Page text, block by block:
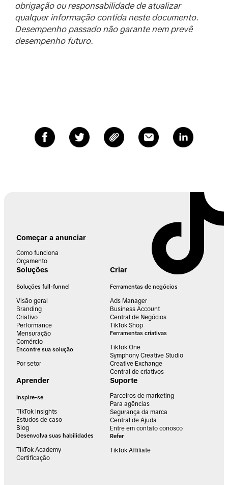
obrigação ou responsabilidade de atualizar
qualquer informação contida neste documento.
Desempenho passado não garante nem prevê
desempenho futuro.
Começar a anunciar
Como funciona
Orçamento
Soluções
Soluções full-funnel
Visão geral
Branding
Criativo
Performance
Mensuração
Comércio
Encontre sua solução
Por setor
Criar
Ferramentas de negócios
Ads Manager
Business Account
Central de Negócios
TikTok Shop
Ferramentas criativas
TikTok One
Symphony Creative Studio
Creative Exchange
Central de criativos
Aprender
Inspire-se
TIkTok Insights
Estudos de caso
Blog
Desenvolva suas habilidades
TikTok Academy
Certificação
Suporte
Parceiros de marketing
Para agências
Segurança da marca
Central de Ajuda
Entre em contato conosco
Refer
TikTok Affiliate